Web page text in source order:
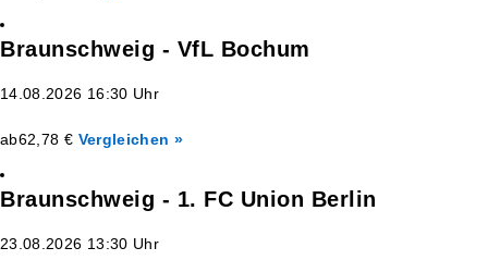
Braunschweig - VfL Bochum
14.08.2026 16:30 Uhr
ab62,78 € Vergleichen »
Braunschweig - 1. FC Union Berlin
23.08.2026 13:30 Uhr